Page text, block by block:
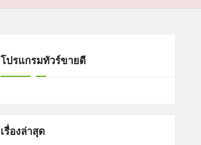
โปรแกรมทัวร์ขายดี
เรื่องล่าสุด